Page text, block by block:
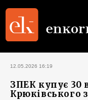
12.05.2026 16:19
ЗПЕК купує 30
Крюківського